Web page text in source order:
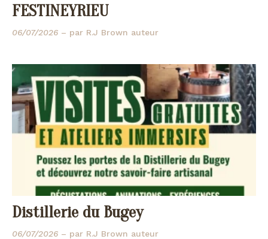
FESTINEYRIEU
06/07/2026 – par R.J Brown auteur
Distillerie du Bugey
06/07/2026 – par R.J Brown auteur